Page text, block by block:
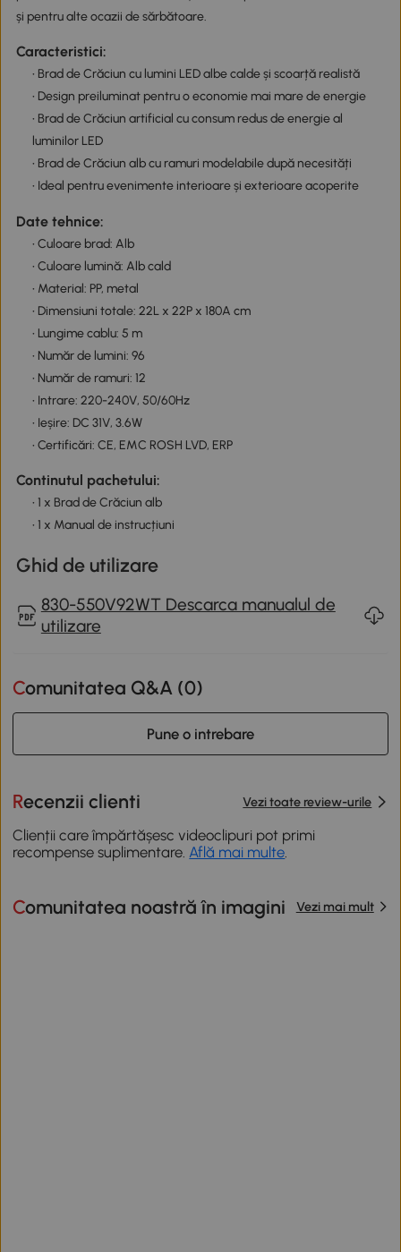
și pentru alte ocazii de sărbătoare.
Caracteristici:
• Brad de Crăciun cu lumini LED albe calde și scoarță realistă
• Design preiluminat pentru o economie mai mare de energie
• Brad de Crăciun artificial cu consum redus de energie al
luminilor LED
• Brad de Crăciun alb cu ramuri modelabile după necesități
• Ideal pentru evenimente interioare și exterioare acoperite
Date tehnice:
• Culoare brad: Alb
• Culoare lumină: Alb cald
• Material: PP, metal
• Dimensiuni totale: 22L x 22P x 180A cm
• Lungime cablu: 5 m
• Număr de lumini: 96
• Număr de ramuri: 12
• Intrare: 220-240V, 50/60Hz
• Ieșire: DC 31V, 3.6W
• Certificări: CE, EMC ROSH LVD, ERP
Continutul pachetului:
• 1 x Brad de Crăciun alb
• 1 x Manual de instrucțiuni
Ghid de utilizare
830-550V92WT Descarca manualul de
utilizare
Comunitatea Q&A (0)
Pune o intrebare
Recenzii clienti Vezi toate review-urile
Clienții care împărtășesc videoclipuri pot primi
recompense suplimentare. Află mai multe
Comunitatea noastră în imagini Vezi mai mult